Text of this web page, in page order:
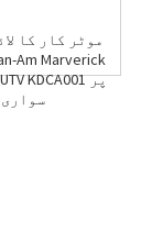
سواری